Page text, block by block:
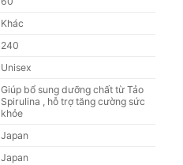
Khác
240
Unisex
Giúp bổ sung dưỡng chất từ Tảo
Spirulina , hỗ trợ tăng cường sức
khỏe
Japan
Japan